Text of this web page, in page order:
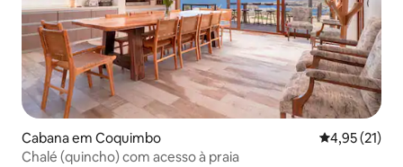
Cabana em Coquimbo Classificação
4,95 (21)
Chalé (quincho) com acesso à praia